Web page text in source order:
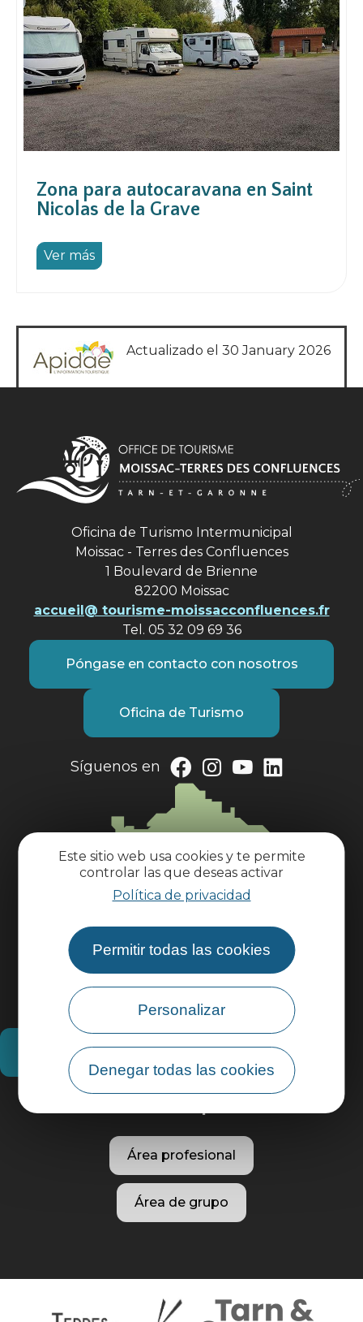
Este sitio web usa cookies y te permite
controlar las que deseas activar
Política de privacidad
Permitir todas las cookies
Personalizar
Denegar todas las cookies
Zona para autocaravana en Saint
Nicolas de la Grave
Ver más
Actualizado el 30 January 2026
Oficina de Turismo Intermunicipal
Moissac - Terres des Confluences
1 Boulevard de Brienne
82200 Moissac
accueil@ tourisme-moissacconfluences.fr
Tel. 05 32 09 69 36
Póngase en contacto con nosotros
Oficina de Turismo
Síguenos en
¿Cómo llegar?
Área profesional
Área de grupo